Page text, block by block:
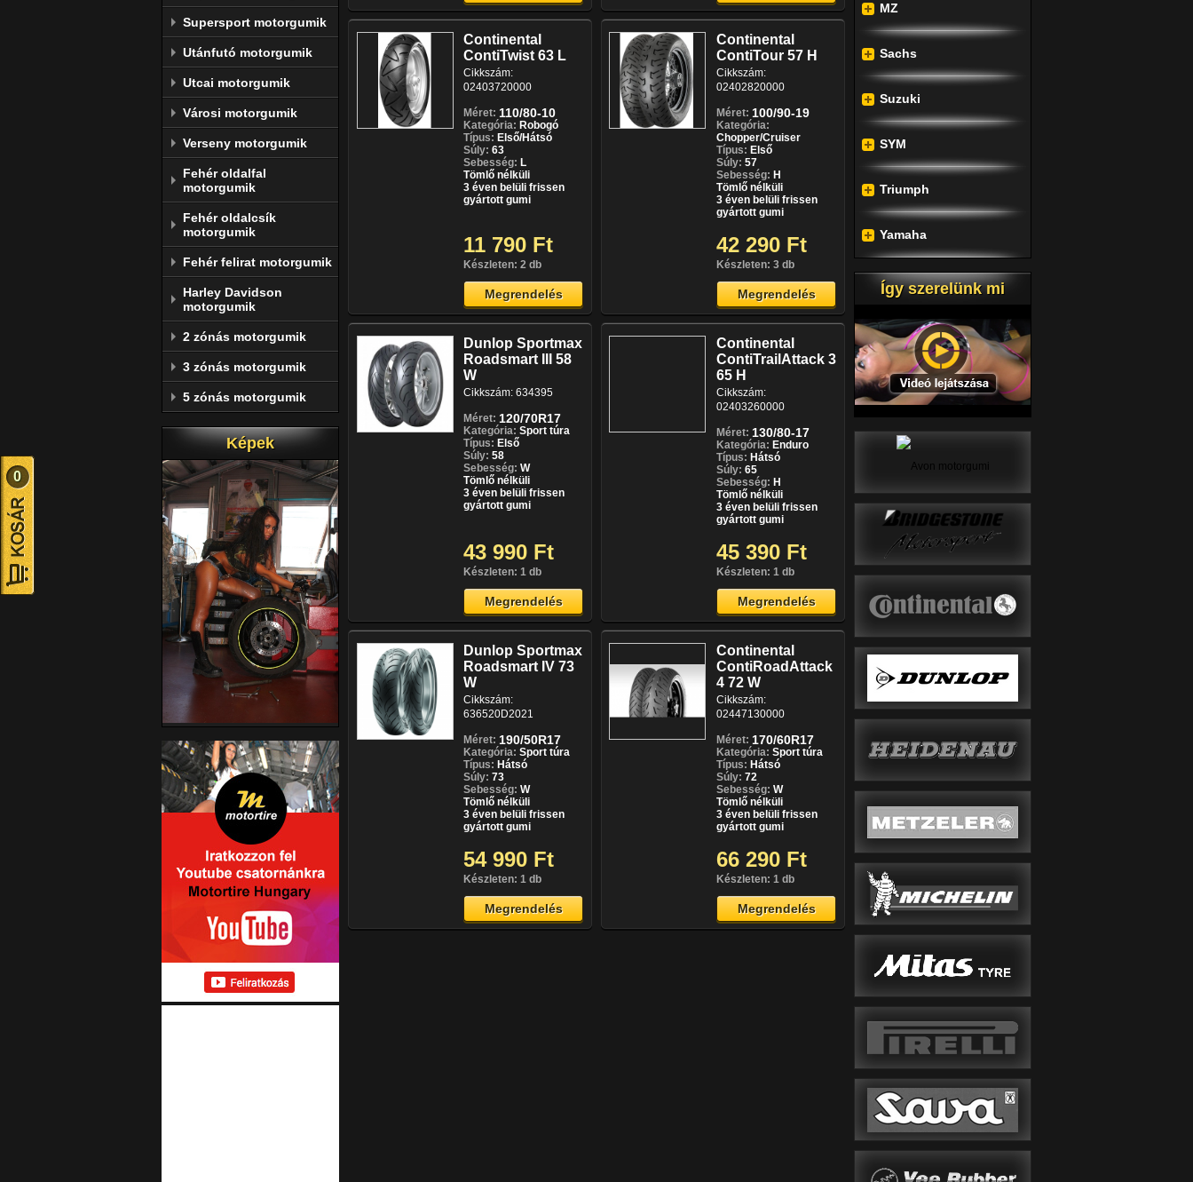
0
Continental
ContiTwist 63 L
Cikkszám:
02403720000
Méret: 110/80-10
Kategória: Robogó
Típus: Első/Hátsó
Súly: 63
Sebesség: L
Tömlő nélküli
3 éven belüli frissen
gyártott gumi
Continental
ContiTour 57 H
Cikkszám:
02402820000
Méret: 100/90-19
Kategória:
Chopper/Cruiser
Típus: Első
Súly: 57
Sebesség: H
Tömlő nélküli
3 éven belüli frissen
gyártott gumi
11 790 Ft
Készleten: 2 db
Megrendelés
42 290 Ft
Készleten: 3 db
Megrendelés
Dunlop Sportmax
Roadsmart III 58
W
Cikkszám: 634395
Méret: 120/70R17
Kategória: Sport túra
Típus: Első
Súly: 58
Sebesség: W
Tömlő nélküli
3 éven belüli frissen
gyártott gumi
Continental
ContiTrailAttack 3
65 H
Cikkszám:
02403260000
Méret: 130/80-17
Kategória: Enduro
Típus: Hátsó
Súly: 65
Sebesség: H
Tömlő nélküli
3 éven belüli frissen
gyártott gumi
43 990 Ft
Készleten: 1 db
Megrendelés
45 390 Ft
Készleten: 1 db
Megrendelés
Dunlop Sportmax
Roadsmart IV 73
W
Cikkszám:
636520D2021
Méret: 190/50R17
Kategória: Sport túra
Típus: Hátsó
Súly: 73
Sebesség: W
Tömlő nélküli
3 éven belüli frissen
gyártott gumi
Continental
ContiRoadAttack
4 72 W
Cikkszám:
02447130000
Méret: 170/60R17
Kategória: Sport túra
Típus: Hátsó
Súly: 72
Sebesség: W
Tömlő nélküli
3 éven belüli frissen
gyártott gumi
54 990 Ft
Készleten: 1 db
Megrendelés
66 290 Ft
Készleten: 1 db
Megrendelés
Supersport motorgumik
Utánfutó motorgumik
Utcai motorgumik
Városi motorgumik
Verseny motorgumik
Fehér oldalfal
motorgumik
Fehér oldalcsík
motorgumik
Fehér felirat motorgumik
Harley Davidson
motorgumik
2 zónás motorgumik
3 zónás motorgumik
5 zónás motorgumik
Képek
MZ
Sachs
Suzuki
SYM
Triumph
Yamaha
Így szerelünk mi